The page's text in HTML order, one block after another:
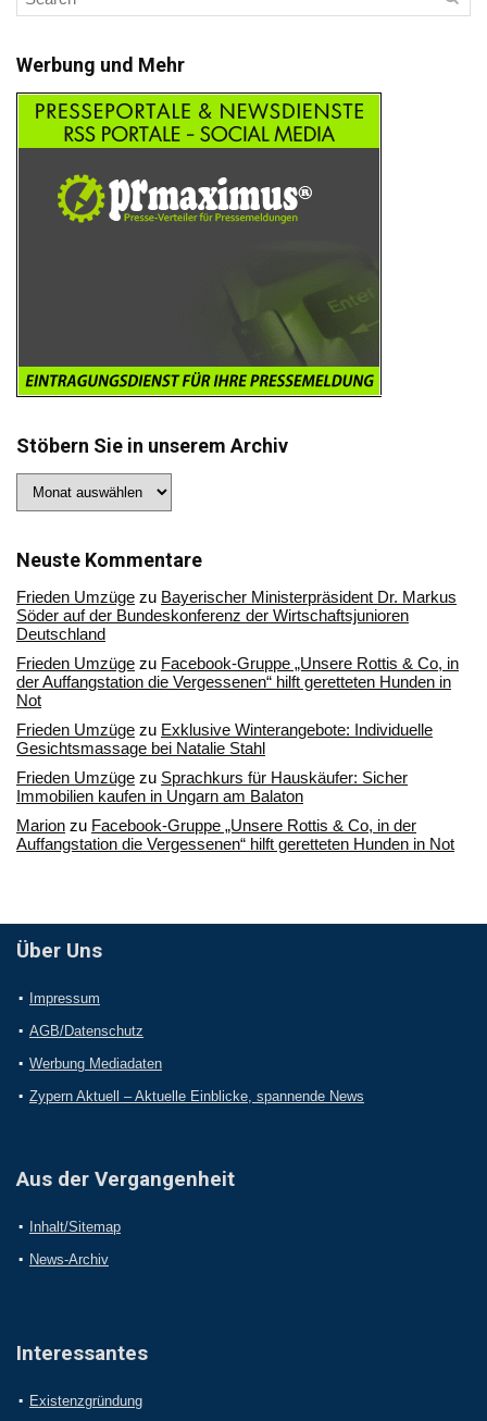
Werbung und Mehr
Stöbern Sie in unserem Archiv
Sie
Archiv
Neuste Kommentare
Frieden Umzüge zu Bayerischer Ministerpräsident Dr. Markus
Söder auf der Bundeskonferenz der Wirtschaftsjunioren
Deutschland
Frieden Umzüge zu Facebook-Gruppe „Unsere Rottis & Co, in
der Auffangstation die Vergessenen“ hilft geretteten Hunden in
Not
Frieden Umzüge zu Exklusive Winterangebote: Individuelle
Gesichtsmassage bei Natalie Stahl
Frieden Umzüge zu Sprachkurs für Hauskäufer: Sicher
Immobilien kaufen in Ungarn am Balaton
Marion zu Facebook-Gruppe „Unsere Rottis & Co, in der
Auffangstation die Vergessenen“ hilft geretteten Hunden in Not
Über Uns
Impressum
AGB/Datenschutz
Werbung Mediadaten
Zypern Aktuell – Aktuelle Einblicke, spannende News
Aus der Vergangenheit
Inhalt/Sitemap
News-Archiv
Interessantes
Existenzgründung